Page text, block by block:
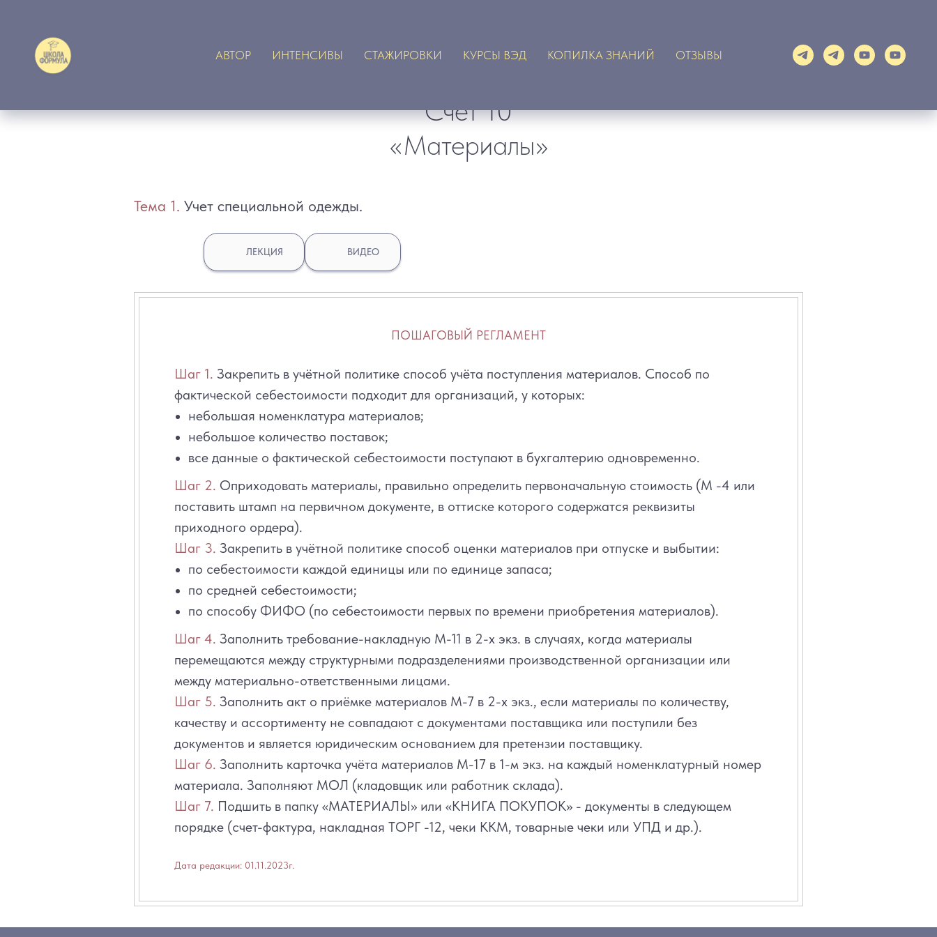
АВТОР ИНТЕНСИВЫ СТАЖИРОВКИ КУРСЫ ВЭД КОПИЛКА ЗНАНИЙ ОТЗЫВЫ
Счет 10
«Материалы»
Тема 1. Учет специальной одежды.
ЛЕКЦИЯ ВИДЕО
ПОШАГОВЫЙ РЕГЛАМЕНТ
Шаг 1. Закрепить в учётной политике способ учёта поступления материалов. Способ по
фактической себестоимости подходит для организаций, у которых:
небольшая номенклатура материалов;
небольшое количество поставок;
все данные о фактической себестоимости поступают в бухгалтерию одновременно.
Шаг 2. Оприходовать материалы, правильно определить первоначальную стоимость (М -4 или
поставить штамп на первичном документе, в оттиске которого содержатся реквизиты
приходного ордера).
Шаг 3. Закрепить в учётной политике способ оценки материалов при отпуске и выбытии:
по себестоимости каждой единицы или по единице запаса;
по средней себестоимости;
по способу ФИФО (по себестоимости первых по времени приобретения материалов).
Шаг 4. Заполнить требование-накладную М-11 в 2-х экз. в случаях, когда материалы
перемещаются между структурными подразделениями производственной организации или
между материально-ответственными лицами.
Шаг 5. Заполнить акт о приёмке материалов М-7 в 2-х экз., если материалы по количеству,
качеству и ассортименту не совпадают с документами поставщика или поступили без
документов и является юридическим основанием для претензии поставщику.
Шаг 6. Заполнить карточка учёта материалов М-17 в 1-м экз. на каждый номенклатурный номер
материала. Заполняют МОЛ (кладовщик или работник склада).
Шаг 7. Подшить в папку «МАТЕРИАЛЫ» или «КНИГА ПОКУПОК» - документы в следующем
порядке (счет-фактура, накладная ТОРГ -12, чеки ККМ, товарные чеки или УПД и др.).
Дата редакции: 01.11.2023г.